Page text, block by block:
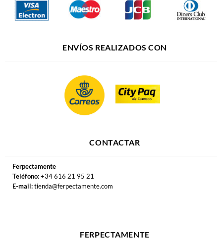
ENVÍOS REALIZADOS CON
CONTACTAR
Ferpectamente
Teléfono:+34 616 21 95 21
E-mail:tienda@ferpectamente.com
FERPECTAMENTE